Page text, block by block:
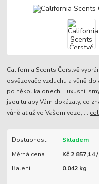
California Scents Čerstvě
osvězovače vzduchu a vůně
po několika dnech. Luxusní,
jsou tu aby Vám dokázaly, co
vůně ať už ve Vašem voze, ...
Dostupnost
Skladem
Měrná cena
Kč 2 857,14
Balení
0.042 kg